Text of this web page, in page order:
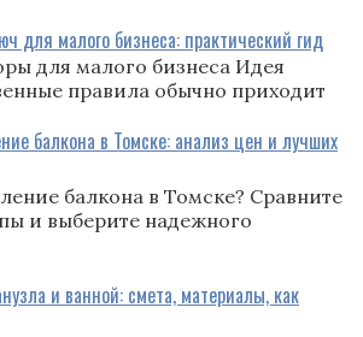
для малого бизнеса: практический гид
для малого бизнеса Идея
правила обычно приходит
балкона в Томске: анализ цен и лучших
балкона в Томске? Сравните
и выберите надежного
и ванной: смета, материалы, как